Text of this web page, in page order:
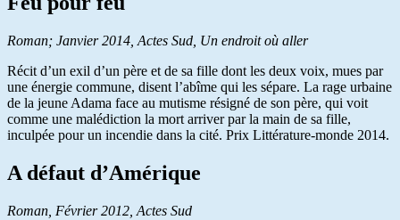
Roman; Janvier 2014, Actes Sud, Un endroit où aller
Récit d’un exil d’un père et de sa fille dont les deux voix, mues par
une énergie commune, disent l’abîme qui les sépare. La rage urbaine
de la jeune Adama face au mutisme résigné de son père, qui voit
comme une malédiction la mort arriver par la main de sa fille,
inculpée pour un incendie dans la cité. Prix Littérature-monde 2014.
A défaut d’Amérique
Roman, Février 2012, Actes Sud